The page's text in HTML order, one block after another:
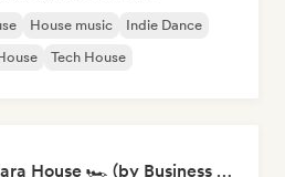
House music
Indie Dance
Tech House
Rally and Zara House 🏎️ (by Business House Playlists)